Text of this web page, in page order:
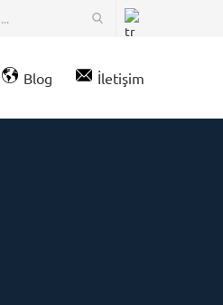
Blog İletişim